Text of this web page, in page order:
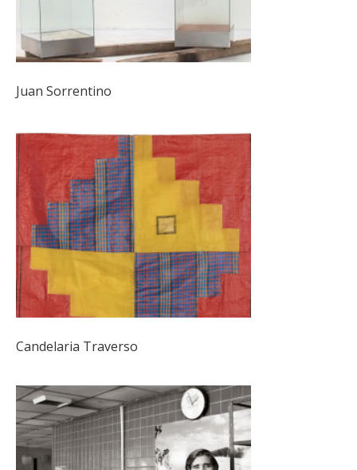
Juan Sorrentino
Candelaria Traverso